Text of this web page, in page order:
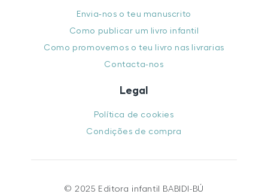
Envia-nos o teu manuscrito
Como publicar um livro infantil
Como promovemos o teu livro nas livrarias
Contacta-nos
Legal
Política de cookies
Condições de compra
© 2025 Editora infantil BABIDI-BÚ